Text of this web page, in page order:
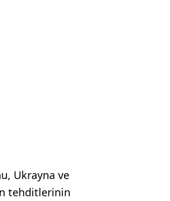
Ukrayna ve
tehditlerinin